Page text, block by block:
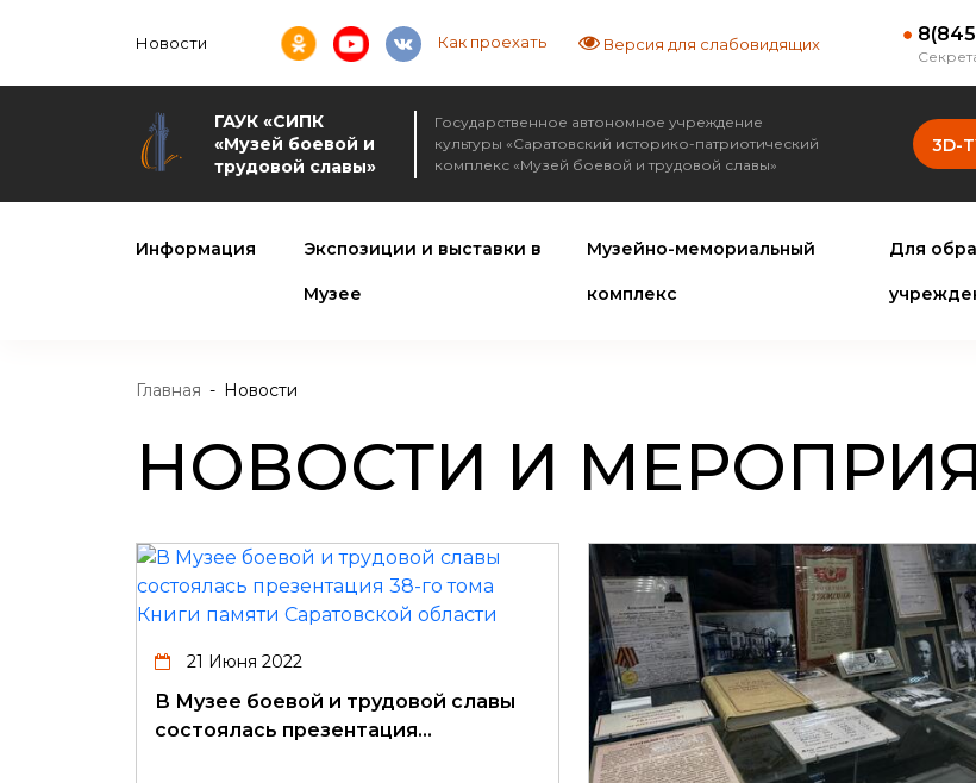
Новости Как проехать Версия для слабовидящих
ГАУК «СИПК
«Музей боевой и
трудовой славы»
Государственное автономное учреждение
культуры «Саратовский историко-патриотический
комплекс «Музей боевой и трудовой славы»
3D-
Информация Экспозиции и выставки в
Музее
Музейно-мемориальный
комплекс
Для
Главная - Новости
НОВОСТИ И
21 Июня 2022
В Музее боевой и трудовой славы
состоялась презентация…